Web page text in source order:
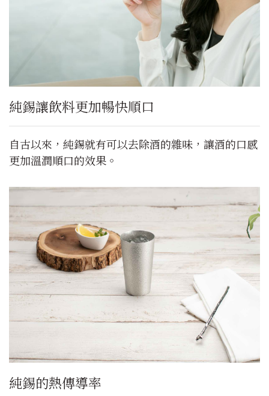
純錫讓飲料更加暢快順口
自古以來，純錫就有可以去除酒的雜味，讓酒的口感
更加溫潤順口的效果。
純錫的熱傳導率